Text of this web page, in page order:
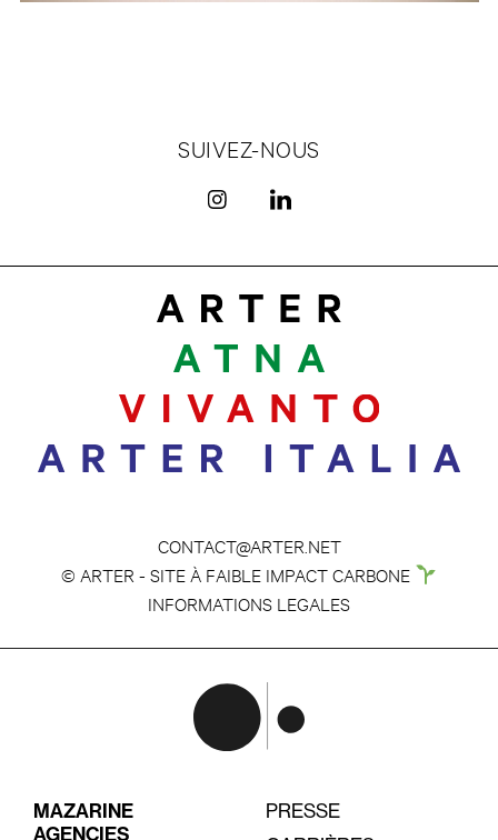
SUIVEZ-NOUS
CONTACT@ARTER.NET
© ARTER - SITE À FAIBLE IMPACT CARBONE
INFORMATIONS LEGALES
MAZARINE
AGENCIES
PRESSE